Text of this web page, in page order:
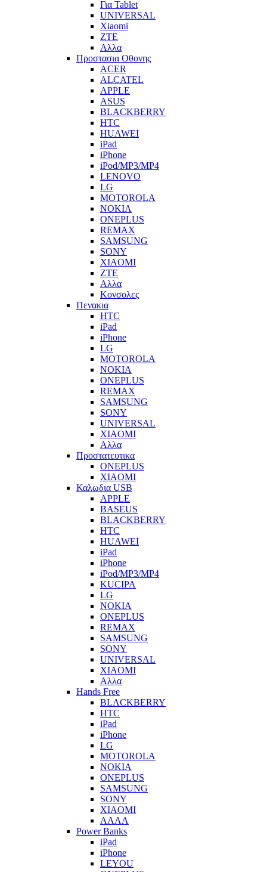
Για Tablet
UNIVERSAL
Xiaomi
ZTE
Αλλα
Προστασια Οθονης
ACER
ALCATEL
APPLE
ASUS
BLACKBERRY
HTC
HUAWEI
iPad
iPhone
iPod/MP3/MP4
LENOVO
LG
MOTOROLA
NOKIA
ONEPLUS
REMAX
SAMSUNG
SONY
XIAOMI
ZTE
Αλλα
Κονσολες
Πενακια
HTC
iPad
iPhone
LG
MOTOROLA
NOKIA
ONEPLUS
REMAX
SAMSUNG
SONY
UNIVERSAL
XIAOMI
Αλλα
Προστατευτικα
ONEPLUS
XIAOMI
Καλωδια USB
APPLE
BASEUS
BLACKBERRY
HTC
HUAWEI
iPad
iPhone
iPod/MP3/MP4
KUCIPA
LG
NOKIA
ONEPLUS
REMAX
SAMSUNG
SONY
UNIVERSAL
XIAOMI
Αλλα
Hands Free
BLACKBERRY
HTC
iPad
iPhone
LG
MOTOROLA
NOKIA
ONEPLUS
SAMSUNG
SONY
XIAOMI
ΑΛΛΑ
Power Banks
iPad
iPhone
LEYOU